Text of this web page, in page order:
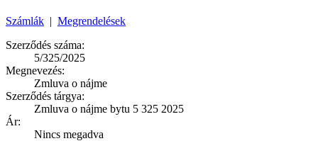
Számlák | Megrendelések
Szerződés száma:
5/325/2025
Megnevezés:
Zmluva o nájme
Szerződés tárgya:
Zmluva o nájme bytu 5 325 2025
Ár:
Nincs megadva